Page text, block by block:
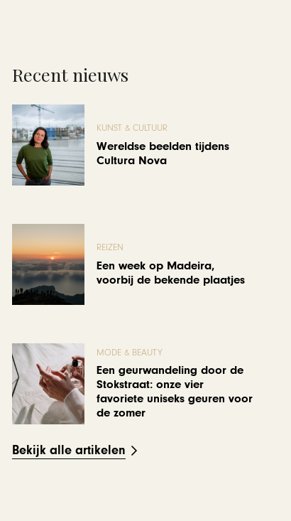
Recent nieuws
KUNST & CULTUUR
Wereldse beelden tijdens
Cultura Nova
REIZEN
Een week op Madeira,
voorbij de bekende plaatjes
MODE & BEAUTY
Een geurwandeling door de
Stokstraat: onze vier
favoriete uniseks geuren voor
de zomer
Bekijk alle artikelen